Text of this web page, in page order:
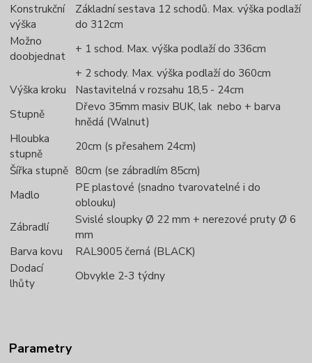
Konstrukční
výška
Základní sestava 12 schodů. Max. výška podlaží
do 312cm
Možno
doobjednat
+ 1 schod. Max. výška podlaží do 336cm
+ 2 schody. Max. výška podlaží do 360cm
Výška kroku
Nastavitelná v rozsahu 18,5 - 24cm
Stupně
Dřevo 35mm masiv BUK, lak nebo + barva
hnědá (Walnut)
Hloubka
stupně
20cm (s přesahem 24cm)
Šířka stupně 80cm (se zábradlím 85cm)
Madlo
PE plastové (snadno tvarovatelné i do
oblouku)
Zábradlí
Svislé sloupky Ø 22 mm + nerezové pruty Ø 6
mm
Barva kovu
RAL9005 černá (BLACK)
Dodací
lhůty
Obvykle 2-3 týdny
Parametry